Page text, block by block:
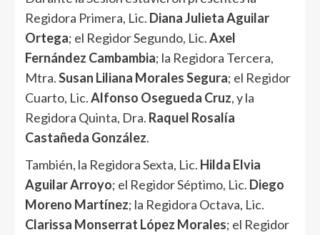
Regidora Primera, Lic. Diana Julieta Aguilar
Ortega; el Regidor Segundo, Lic.Axel
Fernández Cambambia; la Regidora Tercera,
Mtra.Susan Liliana Morales Segura; el Regidor
Cuarto, Lic.Alfonso Osegueda Cruz, y la
Regidora Quinta, Dra. Raquel Rosalía
Castañeda González.
También, la Regidora Sexta, Lic. Hilda Elvia
Aguilar Arroyo; el Regidor Séptimo, Lic. Diego
Moreno Martínez; la Regidora Octava, Lic.
Clarissa Monserrat López Morales; el Regidor